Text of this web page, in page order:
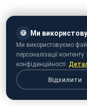
🍪 Ми
Ми використовуємо
персоналізації
конфіденційності.
Відхилити